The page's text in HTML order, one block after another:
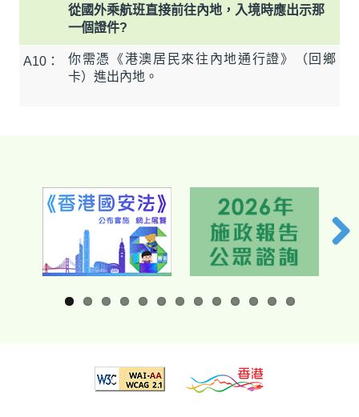
從國外乘航班直接前往內地，入境時應出示那
一個證件?
A10：
你需憑《港澳居民來往內地通行證》（回鄉
卡）進出內地。